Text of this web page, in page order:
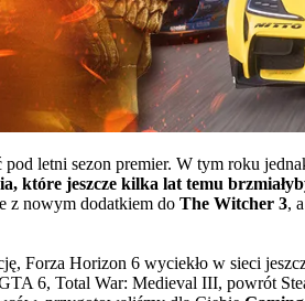
letni sezon premier. W tym roku
które jeszcze kilka lat temu
z nowym dodatkiem do The Witcher 3,
Forza Horizon 6 wyciekło w sieci
6, Total War: Medieval III, powrót